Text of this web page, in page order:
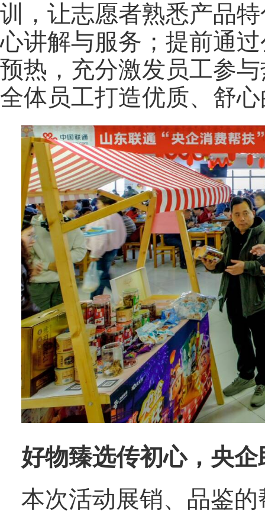
训，让志愿者熟悉产品
心讲解与服务；提前通
预热，充分激发员工参
全体员工打造优质、舒
好物臻选传初心，央
本次活动展销、品鉴